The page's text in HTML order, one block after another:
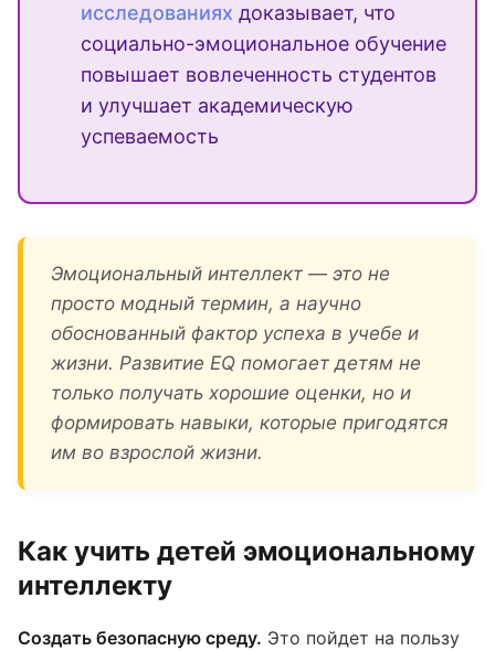
исследованиях доказывает, что
социально-эмоциональное обучение
повышает вовлеченность студентов
и улучшает академическую
успеваемость
Эмоциональный интеллект — это не
просто модный термин, а научно
обоснованный фактор успеха в учебе и
жизни. Развитие EQ помогает детям не
только получать хорошие оценки, но и
формировать навыки, которые пригодятся
им во взрослой жизни.
Как учить детей эмоциональному
интеллекту
Создать безопасную среду. Это пойдет на пользу